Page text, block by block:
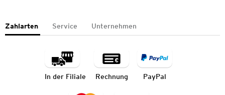
Zahlarten Service Unternehmen
In der Filiale Rechnung PayPal